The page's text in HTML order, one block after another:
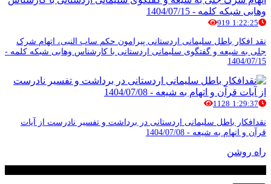
1:22:25
919
نقد افکار باطل سلیمانی اردستانی پیرامون حکم ساب النبی، اتهام شرک
جلی به شیعه و گفتگوی سلیمانی اردستانی با کارشناس وهابی شبکه کلمه -
1404/07/15
1:29:37
1128
نقدافکار باطل سلیمانی اردستانی در برداشت و تفسیر نادرست از آیات
قرآن و اتهام به شیعه - 1404/07/08
راه روشن